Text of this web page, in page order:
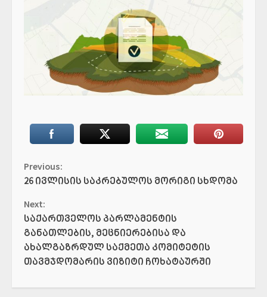
Continue
Previous:
26 ივლისის საკრებულოს მორიგი სხდომა
Next:
საქართველოს პარლამენტის
განათლების, მეცნიერებისა და
ახალგაზრდულ საქმეთა კომიტეტის
თავმჯდომარის ვიზიტი ჩოხატაურში